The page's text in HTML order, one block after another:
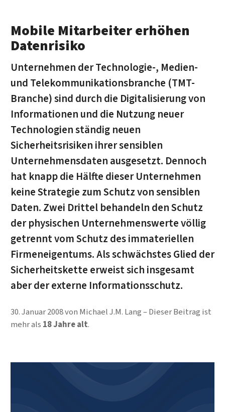
Mobile Mitarbeiter erhöhen
Datenrisiko
Unternehmen der Technologie-, Medien-
und Telekommunikationsbranche (TMT-
Branche) sind durch die Digitalisierung von
Informationen und die Nutzung neuer
Technologien ständig neuen
Sicherheitsrisiken ihrer sensiblen
Unternehmensdaten ausgesetzt. Dennoch
hat knapp die Hälfte dieser Unternehmen
keine Strategie zum Schutz von sensiblen
Daten. Zwei Drittel behandeln den Schutz
der physischen Unternehmenswerte völlig
getrennt vom Schutz des immateriellen
Firmeneigentums. Als schwächstes Glied der
Sicherheitskette erweist sich insgesamt
aber der externe Informationsschutz.
30. Januar 2008von Michael J.M. Lang
Dieser Beitrag ist
mehr als 18 Jahre alt.